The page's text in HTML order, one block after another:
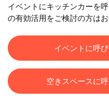
イベントにキッチンカーを
の有効活用をご検討の方は
イベントに呼
空きスペースに